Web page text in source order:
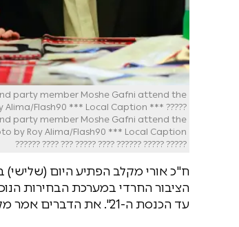
party member Moshe Gafni attend the
Flash90 *** Local Caption *** ?????
party member Moshe Gafni attend the
????? ????? ?????? ???? ????? ??? ???? ??????
ח"כ אורי מקלב הפתיע היום (שלישי)
הציבור החרדי במערכת הבחירות
עד הכנסת ה-21". את הדברים אמר מקלב בגלי צהל.